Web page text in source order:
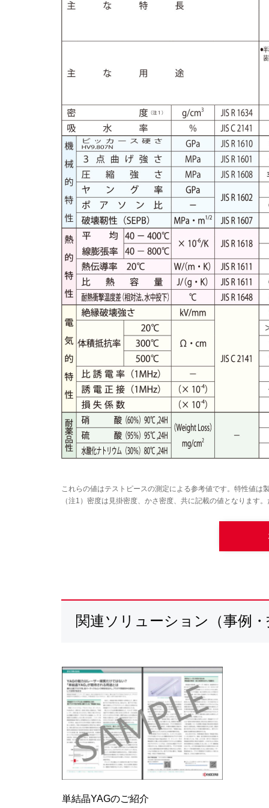
これらの値はテストピースの測定による参考値です。特性値は
（注1）密度は見掛密度、かさ密度、共に記載の値となります
関連ソリューション（事例
単結晶YAGのご紹介